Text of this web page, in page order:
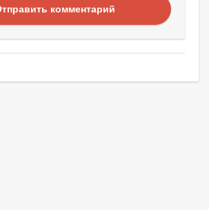
комментарий